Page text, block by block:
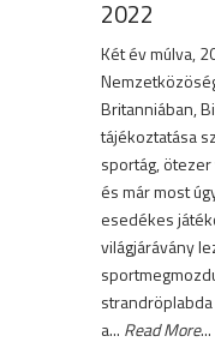
2022
Két év múlva,
Britanniában,
tájékoztatása
sportág,
és már most
esedékes
világjárávány
a... Read More...